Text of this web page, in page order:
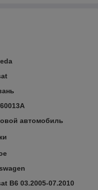
автомобиль
B6 03.2005-07.2010